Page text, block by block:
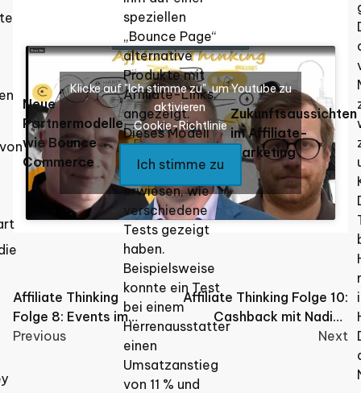
Neue
Partnermodelle
wie Bounce
Commerce
speziellen
„Bounce Page“
alternative
Produkte mit
Affiliate-Links
angezeigt.
Dieses Modell
äußerst effektiv
erwiesen, wie
verschiedene
Tests gezeigt
haben.
Beispielsweise
konnte ein Test
bei einem
Herrenausstatter
einen
Umsatzanstieg
von 11 % und
Zukunftsaussichten
im Affiliate-
Marketing
Klicke auf "Ich stimme zu", um Youtube zu
aktivieren
Cookie-Richtlinie
Ich stimme zu
Post
navigation
Affiliate Thinking
Folge 8: Events im
Affiliate Marketing
Previous
Affiliate Thinking Folge 10:
Cashback mit Nadine
Herrmann & Malte Hannig
Next